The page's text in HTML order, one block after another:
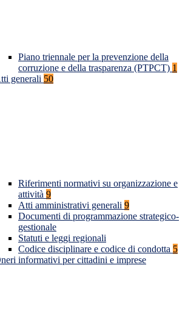
Piano triennale per la prevenzione della
corruzione e della trasparenza (PTPCT) 1
generali 50
Riferimenti normativi su organizzazione e
attività 9
Atti amministrativi generali 9
Documenti di programmazione strategico-
gestionale
Statuti e leggi regionali
Codice disciplinare e codice di condotta 5
informativi per cittadini e imprese